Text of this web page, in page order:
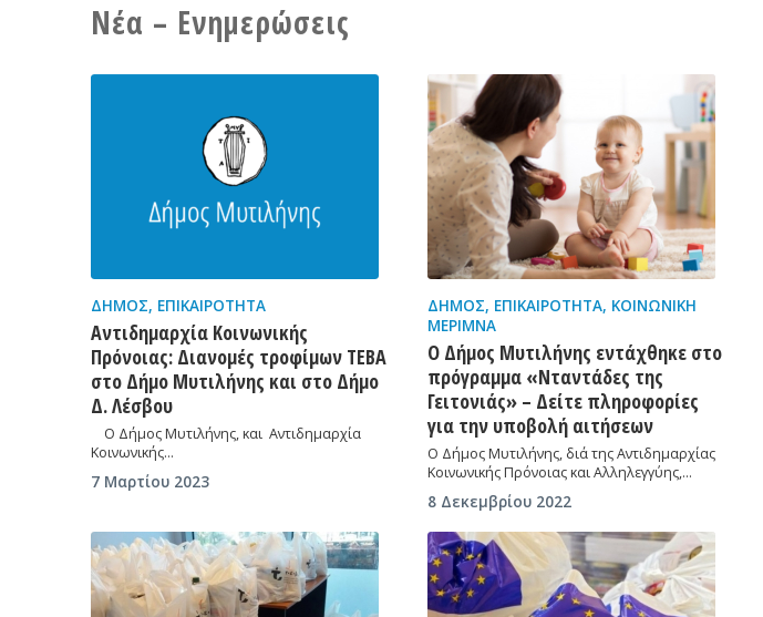
Νέα – Ενημερώσεις
ΔΉΜΟΣ, ΕΠΙΚΑΙΡΌΤΗΤΑ
Αντιδημαρχία Κοινωνικής
Πρόνοιας: Διανομές τροφίμων TEBA
στο Δήμο Μυτιλήνης και στο Δήμο
Δ. Λέσβου
Ο Δήμος Μυτιλήνης, και Αντιδημαρχία
Κοινωνικής…
7 Μαρτίου 2023
ΔΉΜΟΣ, ΕΠΙΚΑΙΡΌΤΗΤΑ, ΚΟΙΝΩΝΙΚΉ
ΜΈΡΙΜΝΑ
Ο Δήμος Μυτιλήνης εντάχθηκε στο
πρόγραμμα «Νταντάδες της
Γειτονιάς» – Δείτε πληροφορίες
για την υποβολή αιτήσεων
Ο Δήμος Μυτιλήνης, διά της Αντιδημαρχίας
Κοινωνικής Πρόνοιας και Αλληλεγγύης,…
8 Δεκεμβρίου 2022